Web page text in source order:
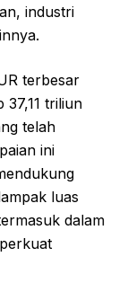
industri
terbesar
37,11 triliun
telah
ini
luas
dalam